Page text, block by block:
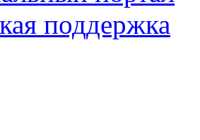
поддержка